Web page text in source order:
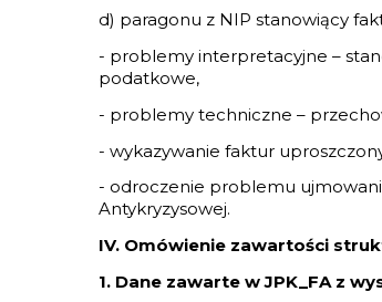
d) paragonu z NIP stanowiący
- problemy interpretacyjne –
podatkowe,
- problemy techniczne –
- wykazywanie faktur
- odroczenie problemu
Antykryzysowej.
IV. Omówienie zawartości
1. Dane zawarte w JPK_FA z